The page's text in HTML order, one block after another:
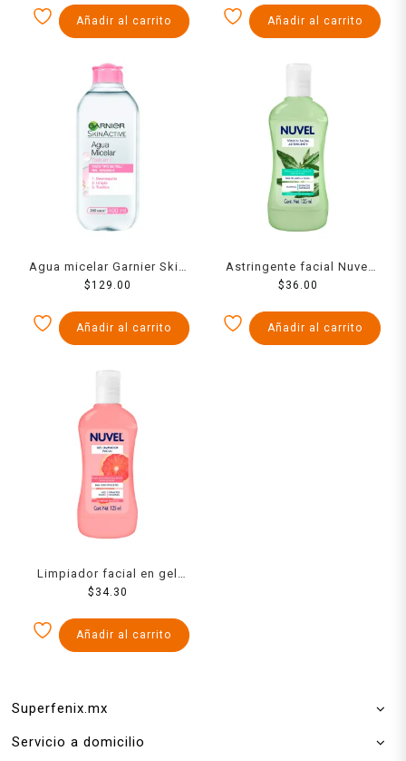
Añadir al carrito Añadir al carrito
Agua micelar Garnier Skin
Active todo en 1 piel
$129.00
Añadir al carrito
Astringente facial Nuvel
tónico 125 ml
$ 36.00
Añadir al carrito
Limpiador facial en gel
Nuvel 125 ml
$ 34.30
Añadir al carrito
Superfenix.mx
Servicio a domicilio